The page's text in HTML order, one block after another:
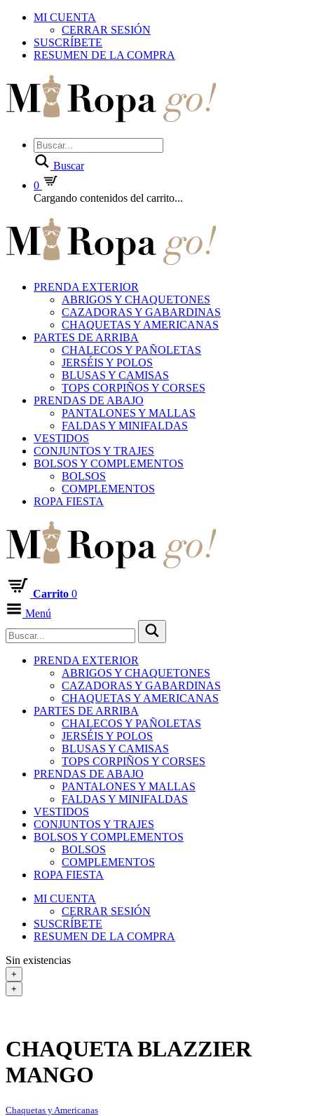
MI CUENTA
CERRAR SESIÓN
SUSCRÍBETE
RESUMEN DE LA COMPRA
Buscar
0
Cargando contenidos del carrito...
PRENDA EXTERIOR
ABRIGOS Y CHAQUETONES
CAZADORAS Y GABARDINAS
CHAQUETAS Y AMERICANAS
PARTES DE ARRIBA
CHALECOS Y PAÑOLETAS
JERSÉIS Y POLOS
BLUSAS Y CAMISAS
TOPS CORPIÑOS Y CORSES
PRENDAS DE ABAJO
PANTALONES Y MALLAS
FALDAS Y MINIFALDAS
VESTIDOS
CONJUNTOS Y TRAJES
BOLSOS Y COMPLEMENTOS
BOLSOS
COMPLEMENTOS
ROPA FIESTA
Carrito 0
Menú
PRENDA EXTERIOR
ABRIGOS Y CHAQUETONES
CAZADORAS Y GABARDINAS
CHAQUETAS Y AMERICANAS
PARTES DE ARRIBA
CHALECOS Y PAÑOLETAS
JERSÉIS Y POLOS
BLUSAS Y CAMISAS
TOPS CORPIÑOS Y CORSES
PRENDAS DE ABAJO
PANTALONES Y MALLAS
FALDAS Y MINIFALDAS
VESTIDOS
CONJUNTOS Y TRAJES
BOLSOS Y COMPLEMENTOS
BOLSOS
COMPLEMENTOS
ROPA FIESTA
MI CUENTA
CERRAR SESIÓN
SUSCRÍBETE
RESUMEN DE LA COMPRA
Sin existencias
+
+
CHAQUETA BLAZZIER
MANGO
Chaquetas y Americanas